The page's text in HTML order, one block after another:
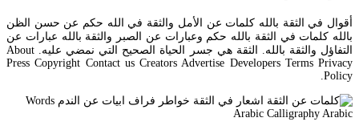
أقوال في الثقة بالله كلمات عن الأمل والثقة في الله حكم عن حسن الظن
بالله كلمات في الثقة بالله حكم وعبارات عن الصبر والثقة بالله عبارات عن
التفاؤل والثقة بالله. الثقة هي جسر الحياة الصحيح التي نمضي عليه. About
Press Copyright Contact us Creators Advertise Developers Terms Privacy
Policy.